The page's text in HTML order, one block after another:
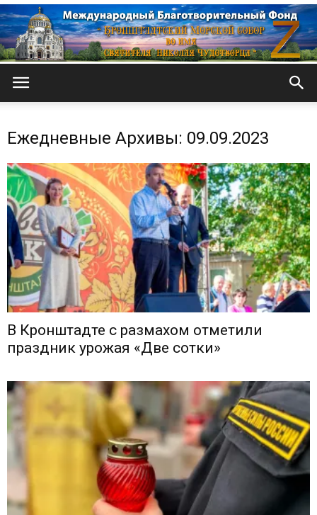
собор
Ежедневные Архивы: 09.09.2023
В Кронштадте с размахом отметили
праздник урожая «Две сотки»